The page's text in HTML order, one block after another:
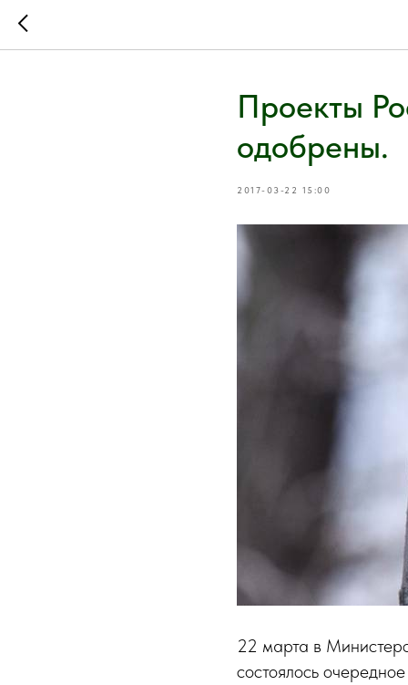
Проекты
одобрены.
2017-03-22 15:00
22 марта в
состоялось